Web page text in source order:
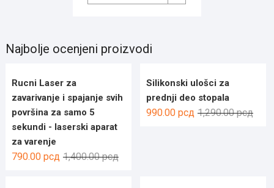
Najbolje ocenjeni proizvodi
Rucni Laser za
zavarivanje i spajanje svih
površina za samo 5
sekundi - laserski aparat
za varenje
1,400.00рсдОригинална
790.00 рсд
Тренутна
Silikonski ulošci za
prednji deo stopala
1,290.00рсд
990.00 рсд